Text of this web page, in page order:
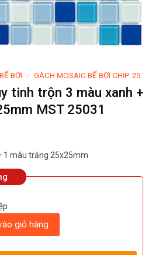
BƠI / GẠCH MOSAIC BỂ BƠI CHIP 25
tinh trộn 3 màu xanh +
MST 25031
1 màu trắng 25x25mm
giỏ hàng